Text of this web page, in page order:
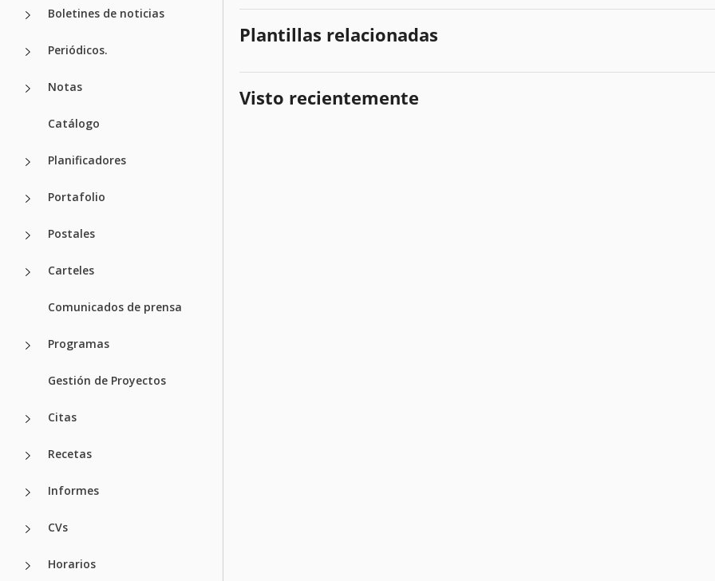
Boletines de noticias
Periódicos.
Notas
Catálogo
Planificadores
Portafolio
Postales
Carteles
Comunicados de prensa
Programas
Gestión de Proyectos
Citas
Recetas
Informes
CVs
Horarios
Plantillas relacionadas
Visto recientemente